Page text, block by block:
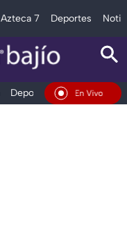
Azteca 7 Deportes
Deportes Espectáculos
En Vivo